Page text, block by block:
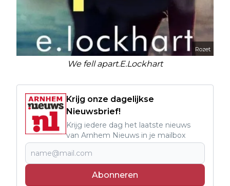
Rozet
We fell apart.E.Lockhart
Krijg onze dagelijkse
Nieuwsbrief!
Krijg iedere dag het laatste nieuws
van Arnhem Nieuws in je mailbox
Abonneren